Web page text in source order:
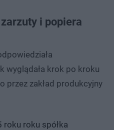
i popiera
wyglądała krok po kroku
przez zakład produkcyjny
roku spółka